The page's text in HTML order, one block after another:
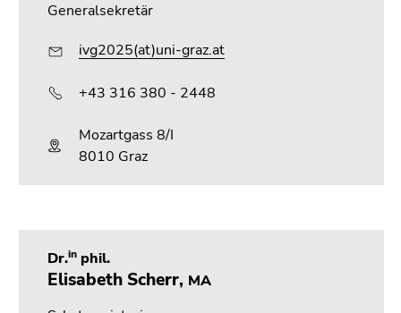
Generalsekretär
ivg2025(at)uni-graz.at
+43 316 380 - 2448
Mozartgass 8/I
8010 Graz
Dr.in phil.
Elisabeth Scherr, MA